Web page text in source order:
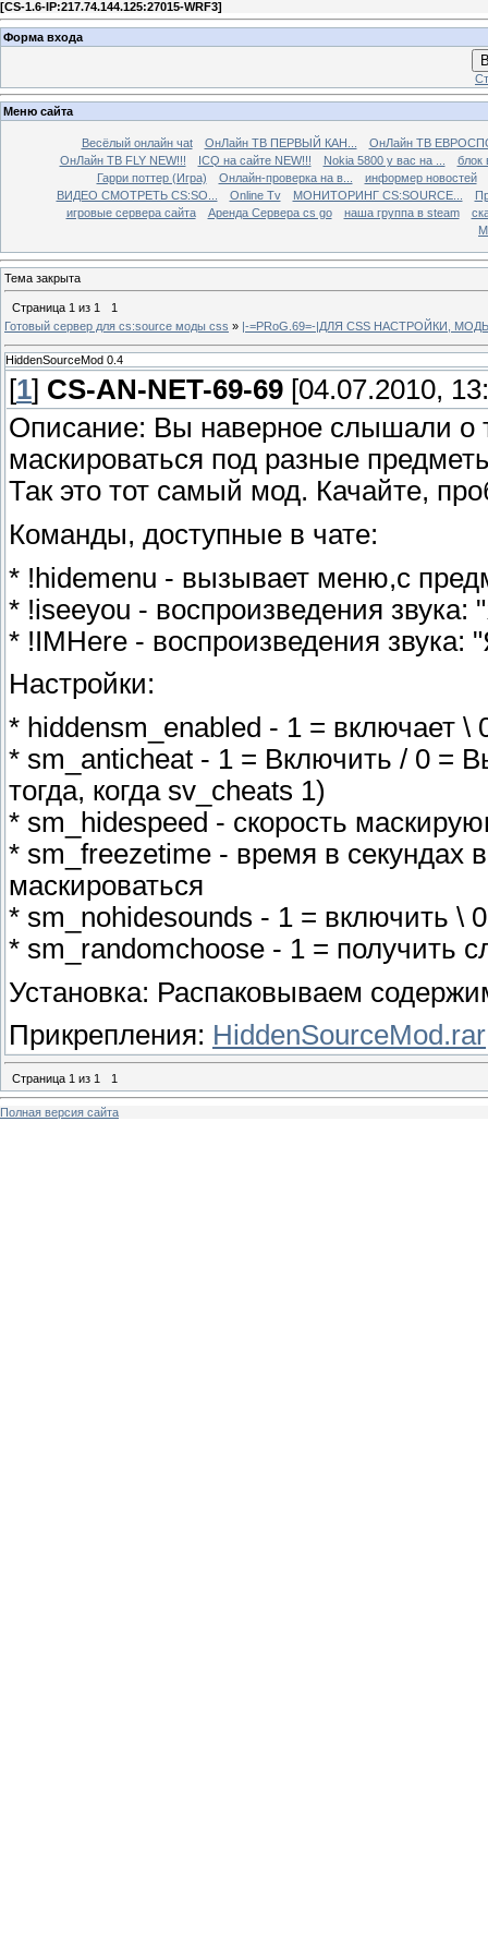
[CS-1.6-IP:217.74.144.125:27015-WRF3]
Форма входа
Меню сайта
Весёлый онлайн чаt ОнЛайн ТВ ПЕРВЫЙ КАН...
ОнЛайн ТВ
ОнЛайн ТВ FLY NEW!!!
ICQ на сайте NEW!!! Nokia 5800 у вас на ...
блок
Гарри поттер (Игра)
Онлайн-проверка на в...
информер новостей
ВИДЕО СМОТРЕТЬ CS:SO...
Online Tv МОНИТОРИНГ CS:SOURCE...
игровые сервера сайта
Аренда Сервера cs go наша группа в steam
Тема закрыта
Страница 1 из 1
1
Готовый сервер для cs:source моды css » |-=PRoG.69=-|ДЛЯ CSS НАСТРОЙКИ,
HiddenSourceMod 0.4
[1] CS-AN-NET-69-69 [04.07.2010,
Описание: Вы наверное слышали о
маскироваться под разные
Так это тот самый мод. Качайте,
Команды, доступные в чате:
* !hidemenu - вызывает меню,с
* !iseeyou - воспроизведения звука:
* !IMHere - воспроизведения звука:
Настройки:
* hiddensm_enabled - 1 = включает \
* sm_anticheat - 1 = Включить / 0 =
тогда, когда sv_cheats 1)
* sm_hidespeed - скорость
* sm_freezetime - время в секундах
маскироваться
* sm_nohidesounds - 1 = включить \
* sm_randomchoose - 1 =
Установка: Распаковываем
Прикрепления: HiddenSourceMod.rar
Страница 1 из 1 1
Полная версия сайта